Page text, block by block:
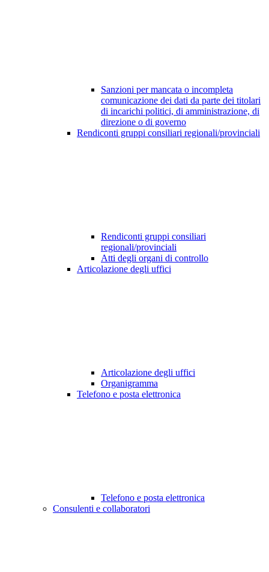
Sanzioni per mancata o incompleta
comunicazione dei dati da parte dei titolari
di incarichi politici, di amministrazione, di
direzione o di governo
Rendiconti gruppi consiliari regionali/provinciali
Rendiconti gruppi consiliari
regionali/provinciali
Atti degli organi di controllo
Articolazione degli uffici
Articolazione degli uffici
Organigramma
Telefono e posta elettronica
Telefono e posta elettronica
Consulenti e collaboratori